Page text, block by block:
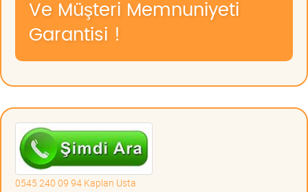
Ve Müşteri Memnuniyeti
Garantisi !
0545 240 09 94 Kaplan Usta